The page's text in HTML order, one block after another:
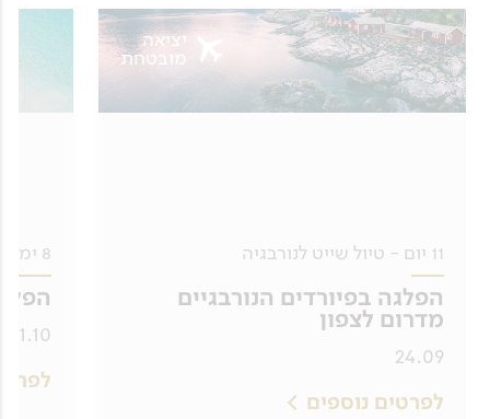
11 יום - טיול שייט לנורבגיה
הפלגה בפיורדים הנורבגיים
מדרום לצפון
24.09
לפרטים נוספים
יציאה
מובטחת
8 ימים - טיול שייט באיי סיישל
31.10